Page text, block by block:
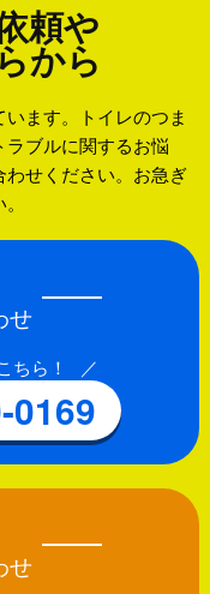
頼や
から
ます。トイレのつま
ブルに関するお悩
せください。お急ぎ
せ
ちら！
0169
せ